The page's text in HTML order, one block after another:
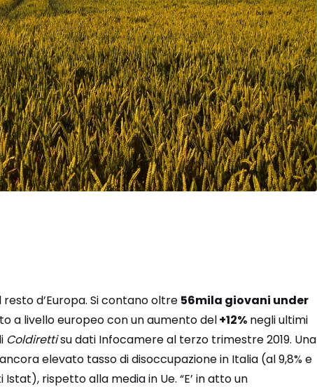
d’Europa. Si contano oltre 56mila giovani under
a livello europeo con un aumento del+12%negli ultimi
Coldirettisu dati Infocamere al terzo trimestre 2019. Una
elevato tasso di disoccupazione in Italia (al 9,8% e
rispetto alla media in Ue. “E’ in atto un